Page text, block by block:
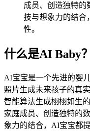
成员、创造独特的
技与想象力的结合
性。
什么是AI Baby？
AI宝宝是一个先进的婴
照片生成未来孩子的真
智能算法生成栩栩如生
家庭成员、创造独特的
象力的结合，AI宝宝都